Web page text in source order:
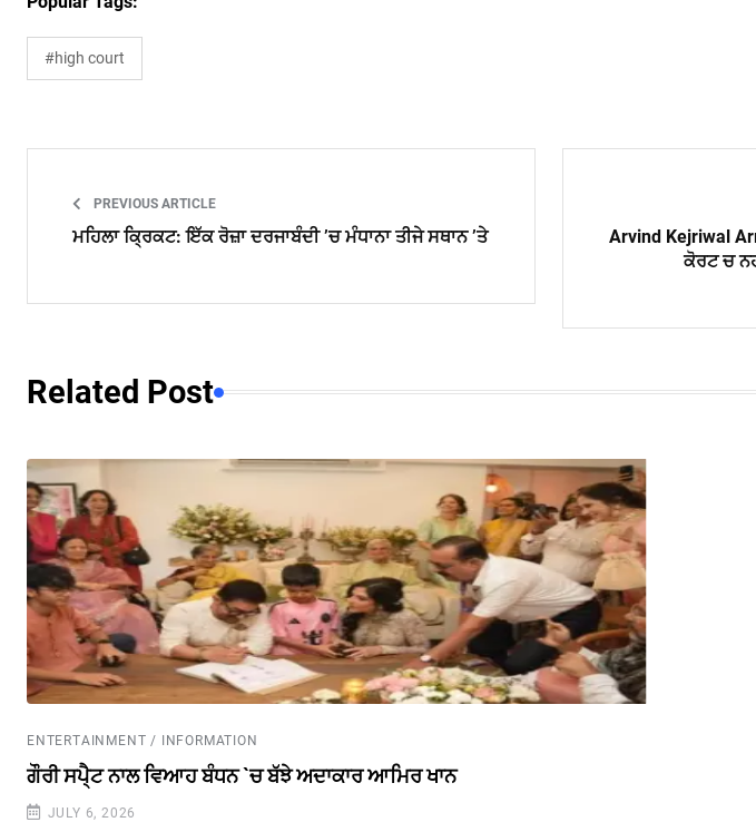
#high court
PREVIOUS ARTICLE
ਮਹਿਲਾ ਕ੍ਰਿਕਟ: ਇੱਕ ਰੋਜ਼ਾ ਦਰਜਾਬੰਦੀ ’ਚ ਮੰਧਾਨਾ ਤੀਜੇ ਸਥਾਨ ’ਤੇ
Arvind Kejriwal
ਕੋਰਟ ਚ
Related Post
ENTERTAINMENT / INFORMATION
ਗੌਰੀ ਸਪੈ੍ਟ ਨਾਲ ਵਿਆਹ ਬੰਧਨ `ਚ ਬੱਝੇ ਅਦਾਕਾਰ ਆਮਿਰ ਖਾਨ
JULY 6, 2026